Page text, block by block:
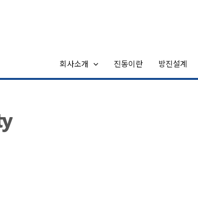
회사소개 진동이란 방진설계